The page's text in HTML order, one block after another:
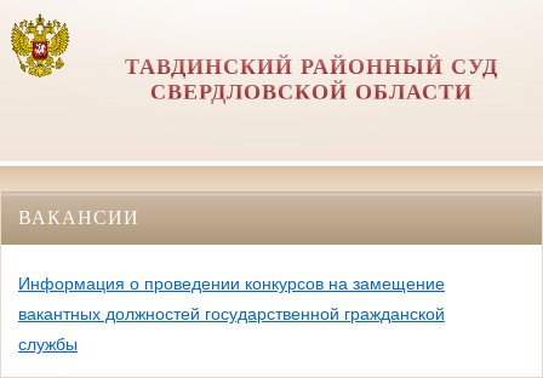
ТАВДИНСКИЙ РАЙОННЫЙ СУД
СВЕРДЛОВСКОЙ ОБЛАСТИ
ВАКАНСИИ
Информация о проведении конкурсов на замещение
вакантных должностей государственной гражданской
службы